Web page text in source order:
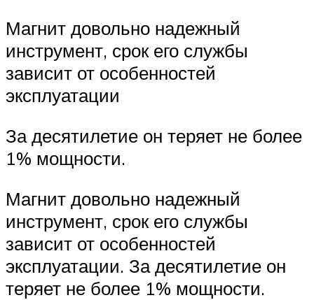
Магнит довольно надежный
инструмент, срок его службы
зависит от особенностей
эксплуатации
За десятилетие он теряет не более
1% мощности.
Магнит довольно надежный
инструмент, срок его службы
зависит от особенностей
эксплуатации. За десятилетие он
теряет не более 1% мощности.